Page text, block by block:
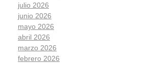
julio 2026
junio 2026
mayo 2026
abril 2026
marzo 2026
febrero 2026